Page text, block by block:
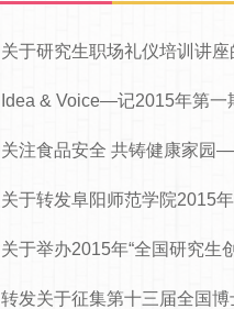
关于研究生职场礼仪培训讲座
Idea & Voice—记2015年第一
关注食品安全 共铸健康家园
关于转发阜阳师范学院2015
关于举办2015年“全国研究生
转发关于征集第十三届全国